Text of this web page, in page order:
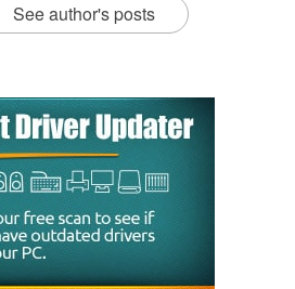
See author's posts